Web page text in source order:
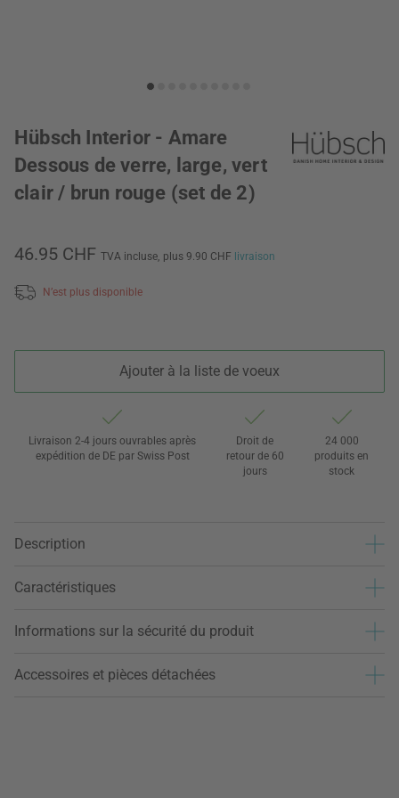
Hübsch Interior - Amare
Dessous de verre, large, vert
clair / brun rouge (set de 2)
46.95 CHF TVA incluse, plus 9.90 CHF livraison
N’est plus disponible
Ajouter à la liste de voeux
Livraison 2-4 jours ouvrables après
expédition de DE par Swiss Post
Droit de
retour de 60
jours
24 000
produits en
stock
Description
Caractéristiques
Informations sur la sécurité du produit
Accessoires et pièces détachées